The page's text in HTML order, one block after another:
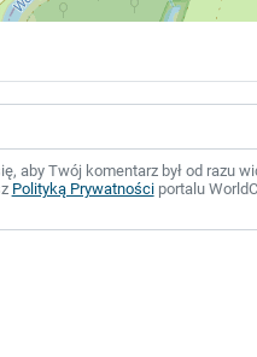
aby Twój komentarz był od razu
Polityką Prywatnościportalu